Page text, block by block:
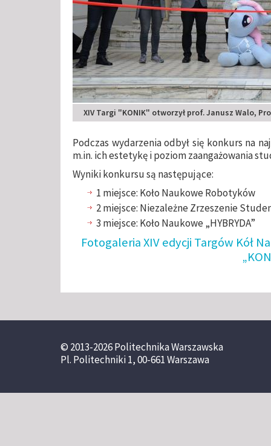
XIV Targi "KONIK" otworzył prof. Janusz Walo,
Podczas wydarzenia odbył się konkurs na
m.in. ich estetykę i poziom zaangażowania
Wyniki konkursu są następujące:
1 miejsce: Koło Naukowe Robotyków
2 miejsce: Niezależne Zrzeszenie
3 miejsce: Koło Naukowe „HYBRYDA”
Fotogaleria XIV edycji Targów Kół
© 2013-2026 Politechnika Warszawska
Pl. Politechniki 1, 00-661 Warszawa